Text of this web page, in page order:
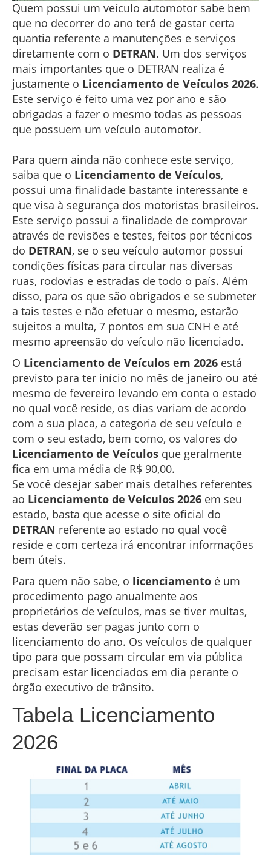
Quem possui um veículo automotor sabe bem
que no decorrer do ano terá de gastar certa
quantia referente a manutenções e serviços
diretamente com o DETRAN. Um dos serviços
mais importantes que o DETRAN realiza é
justamente o Licenciamento de Veículos 2026.
Este serviço é feito uma vez por ano e são
obrigadas a fazer o mesmo todas as pessoas
que possuem um veículo automotor.
Para quem ainda não conhece este serviço,
saiba que o Licenciamento de Veículos,
possui uma finalidade bastante interessante e
que visa à segurança dos motoristas brasileiros.
Este serviço possui a finalidade de comprovar
através de revisões e testes, feitos por técnicos
do DETRAN, se o seu veículo automor possui
condições físicas para circular nas diversas
ruas, rodovias e estradas de todo o país. Além
disso, para os que são obrigados e se submeter
a tais testes e não efetuar o mesmo, estarão
sujeitos a multa, 7 pontos em sua CNH e até
mesmo apreensão do veículo não licenciado.
O Licenciamento de Veículos em 2026 está
previsto para ter início no mês de janeiro ou até
mesmo de fevereiro levando em conta o estado
no qual você reside, os dias variam de acordo
com a sua placa, a categoria de seu veículo e
com o seu estado, bem como, os valores do
Licenciamento de Veículos que geralmente
fica em uma média de R$ 90,00.
Se você desejar saber mais detalhes referentes
ao Licenciamento de Veículos 2026 em seu
estado, basta que acesse o site oficial do
DETRAN referente ao estado no qual você
reside e com certeza irá encontrar informações
bem úteis.
Para quem não sabe, o licenciamento é um
procedimento pago anualmente aos
proprietários de veículos, mas se tiver multas,
estas deverão ser pagas junto com o
licenciamento do ano. Os veículos de qualquer
tipo para que possam circular em via pública
precisam estar licenciados em dia perante o
órgão executivo de trânsito.
Tabela Licenciamento
2026